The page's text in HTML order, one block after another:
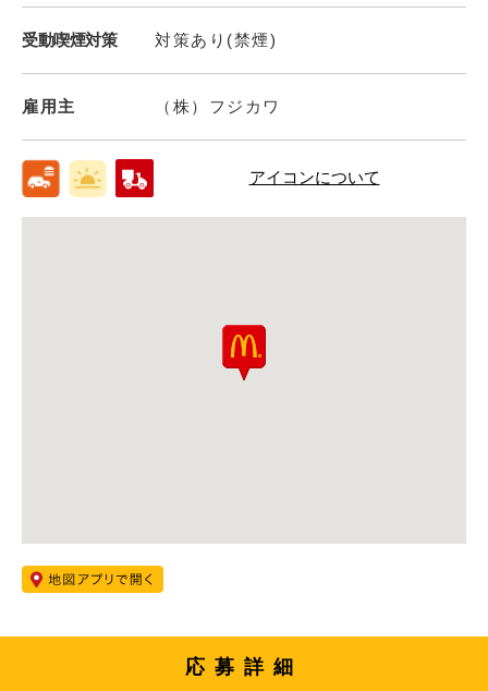
受動喫煙対策 対策あり(禁煙)
雇用主 （株）フジカワ
アイコンについて
応募詳細